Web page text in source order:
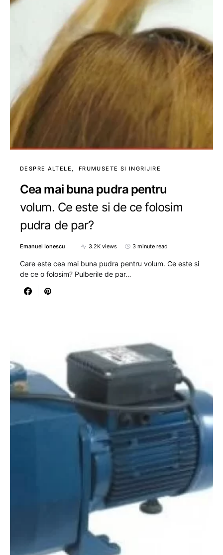
DESPRE ALTELE FRUMUSETE SI INGRIJIRE
Cea mai buna pudra pentru
volum. Ce este si de ce folosim
pudra de par?
Emanuel Ionescu 3.2K views 3 minute read
Care este cea mai buna pudra pentru volum. Ce este si
de ce o folosim? Pulberile de par…